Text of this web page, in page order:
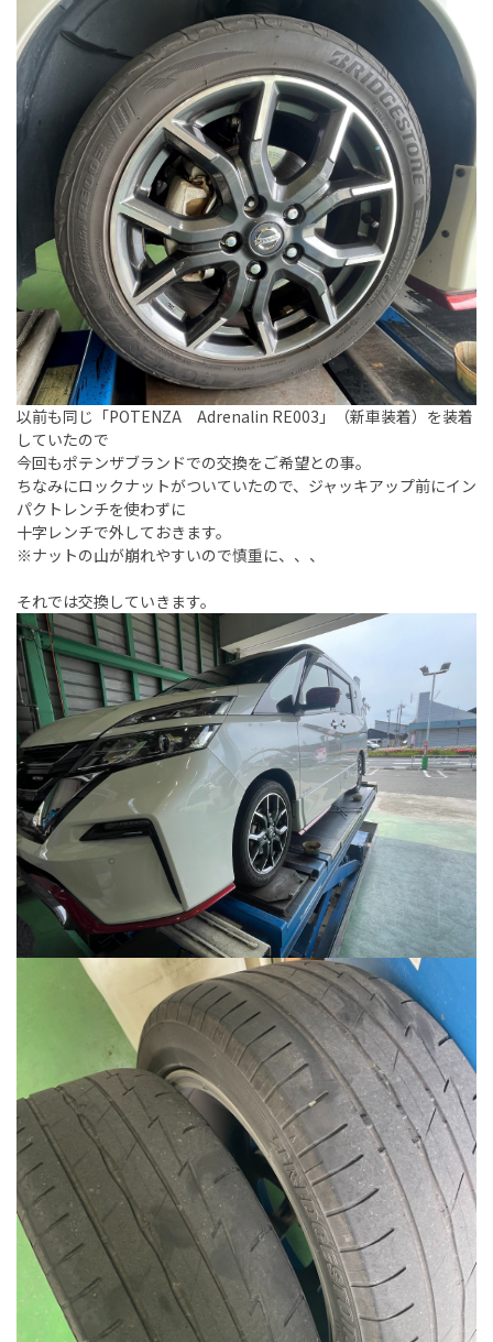
以前も同じ「POTENZA Adrenalin RE003」（新車装着）を装着
していたので
今回もポテンザブランドでの交換をご希望との事。
ちなみにロックナットがついていたので、ジャッキアップ前にイン
パクトレンチを使わずに
十字レンチで外しておきます。
※ナットの山が崩れやすいので慎重に、、、
それでは交換していきます。